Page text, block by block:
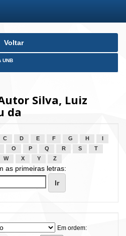
Voltar
UNB
Silva, Luiz
da
C D E F G H
O P Q R S
T
W X Y Z
as primeiras letras:
Em ordem: